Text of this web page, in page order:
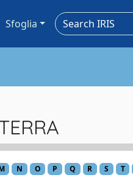
Sfoglia
N O P Q R S T